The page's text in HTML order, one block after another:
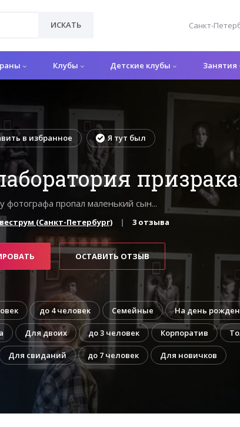
ИСКАТЬ Санкт-
Клубы Детские клубы Занятия
в избранное Я тут был
пропал маленький сын...
(Санкт-Петербург) 3 отзыва
ОСТАВИТЬ ОТЗЫВ
до 4 человек Семейные На день
Для двоих до 3 человек Корпоратив
Для свиданий до 7 человек Для новичков